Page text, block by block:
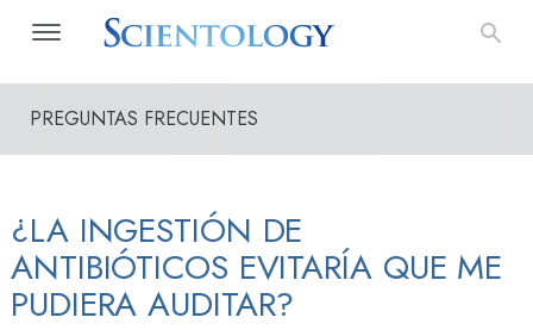
PREGUNTAS FRECUENTES
¿LA INGESTIÓN DE
ANTIBIÓTICOS EVITARÍA QUE ME
PUDIERA AUDITAR?